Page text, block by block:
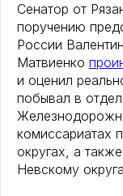
Сенатор от
поручению
России
Матвиенко
и оценил
побывал в
комиссариатах
округах, а
Невскому